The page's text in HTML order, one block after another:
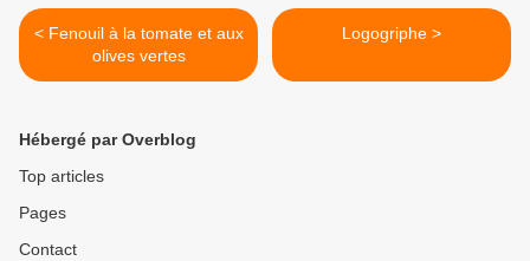
< Fenouil à la tomate et aux
olives vertes
Logogriphe >
Hébergé par Overblog
Top articles
Pages
Contact